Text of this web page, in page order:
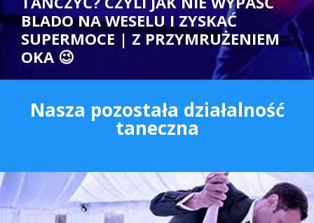
BLADO NA WESELU I ZYSKAĆ
SUPERMOCE | Z PRZYMRUŻENIEM
OKA 😉
Nasza pozostała działalność
taneczna